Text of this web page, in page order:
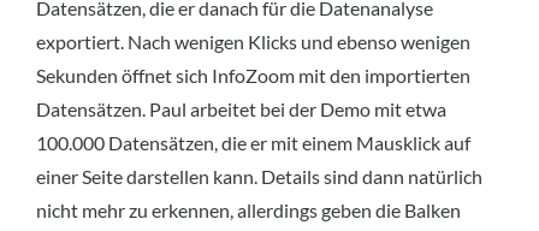
Datensätzen, die er danach für die Datenanalyse
exportiert. Nach wenigen Klicks und ebenso wenigen
Sekunden öffnet sich InfoZoom mit den importierten
Datensätzen. Paul arbeitet bei der Demo mit etwa
100.000 Datensätzen, die er mit einem Mausklick auf
einer Seite darstellen kann. Details sind dann natürlich
nicht mehr zu erkennen, allerdings geben die Balken